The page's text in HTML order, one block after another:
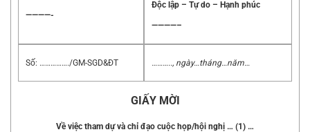
————-
Độc lập – Tự do – Hạnh phúc
————–
Số: ……………./GM-SGD&ĐT ……….., ngày…tháng…năm…
GIẤY MỜI
Về việc tham dự và chỉ đạo cuộc họp/hội nghị … (1) …